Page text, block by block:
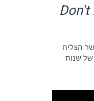
הצליח
שנות